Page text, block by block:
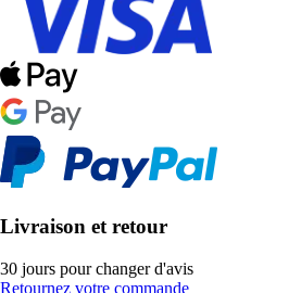
Livraison et retour
30 jours pour changer d'avis
Retournez votre commande